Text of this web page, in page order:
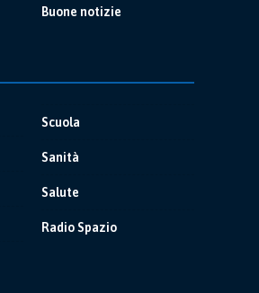
Buone notizie
Scuola
Sanità
Salute
Radio Spazio